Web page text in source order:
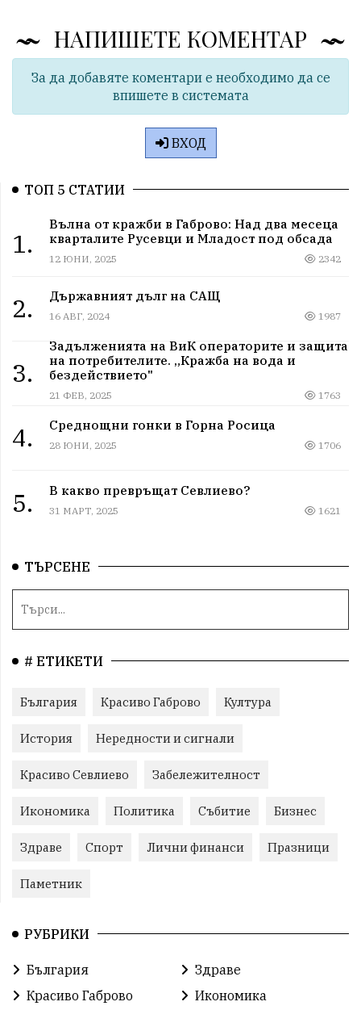
НАПИШЕТЕ КОМЕНТАР
За да добавяте коментари е необходимо да се
впишете в системата
ВХОД
ТОП 5 СТАТИИ
1.
Вълна от кражби в Габрово: Над два месеца
кварталите Русевци и Младост под обсада
12 ЮНИ, 2025 2342
2. Държавният дълг на САЩ
16 АВГ, 2024 1987
3.
Задълженията на ВиК операторите и защита
на потребителите. „Кражба на вода и
бездействието"
21 ФЕВ, 2025 1763
4. Среднощни гонки в Горна Росица
28 ЮНИ, 2025 1706
5. В какво превръщат Севлиево?
31 МАРТ, 2025 1621
ТЪРСЕНЕ
# ЕТИКЕТИ
България Красиво Габрово Култура
История Нередности и сигнали
Красиво Севлиево Забележителност
Икономика Политика Събитие Бизнес
Здраве Спорт Лични финанси Празници
Паметник
РУБРИКИ
България
Здраве
Красиво Габрово
Икономика